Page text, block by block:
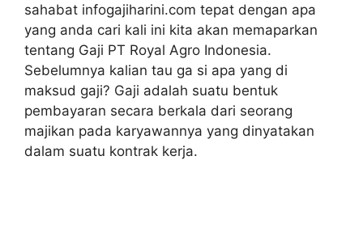
sahabat infogajiharini.com tepat dengan apa
yang anda cari kali ini kita akan memaparkan
tentang Gaji PT Royal Agro Indonesia.
Sebelumnya kalian tau ga si apa yang di
maksud gaji? Gaji adalah suatu bentuk
pembayaran secara berkala dari seorang
majikan pada karyawannya yang dinyatakan
dalam suatu kontrak kerja.